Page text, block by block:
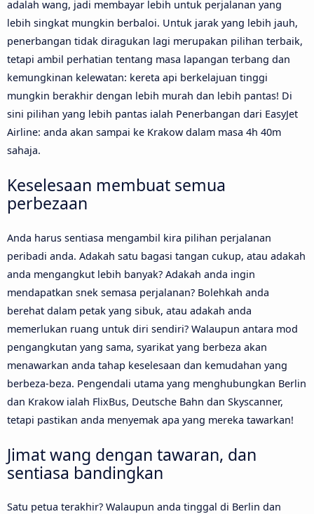
adalah wang, jadi membayar lebih untuk perjalanan yang
lebih singkat mungkin berbaloi. Untuk jarak yang lebih jauh,
penerbangan tidak diragukan lagi merupakan pilihan terbaik,
tetapi ambil perhatian tentang masa lapangan terbang dan
kemungkinan kelewatan: kereta api berkelajuan tinggi
mungkin berakhir dengan lebih murah dan lebih pantas! Di
sini pilihan yang lebih pantas ialah Penerbangan dari EasyJet
Airline: anda akan sampai ke Krakow dalam masa 4h 40m
sahaja.
Keselesaan membuat semua
perbezaan
Anda harus sentiasa mengambil kira pilihan perjalanan
peribadi anda. Adakah satu bagasi tangan cukup, atau adakah
anda mengangkut lebih banyak? Adakah anda ingin
mendapatkan snek semasa perjalanan? Bolehkah anda
berehat dalam petak yang sibuk, atau adakah anda
memerlukan ruang untuk diri sendiri? Walaupun antara mod
pengangkutan yang sama, syarikat yang berbeza akan
menawarkan anda tahap keselesaan dan kemudahan yang
berbeza-beza. Pengendali utama yang menghubungkan Berlin
dan Krakow ialah FlixBus, Deutsche Bahn dan Skyscanner,
tetapi pastikan anda menyemak apa yang mereka tawarkan!
Jimat wang dengan tawaran, dan
sentiasa bandingkan
Satu petua terakhir? Walaupun anda tinggal di Berlin dan